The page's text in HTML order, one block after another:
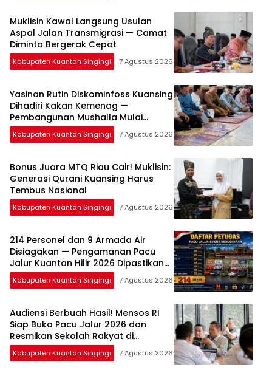
Muklisin Kawal Langsung Usulan
Aspal Jalan Transmigrasi — Camat
Diminta Bergerak Cepat
Kabupaten Kuantan Singingi 7 Agustus 2026
Yasinan Rutin Diskominfoss Kuansing
Dihadiri Kakan Kemenag —
Pembangunan Mushalla Mulai
Dirancang
Kabupaten Kuantan Singingi 7 Agustus 2026
Bonus Juara MTQ Riau Cair! Muklisin:
Generasi Qurani Kuansing Harus
Tembus Nasional
Kabupaten Kuantan Singingi 7 Agustus 2026
214 Personel dan 9 Armada Air
Disiagakan — Pengamanan Pacu
Jalur Kuantan Hilir 2026 Dipastikan
Maksimal
Kabupaten Kuantan Singingi 7 Agustus 2026
Audiensi Berbuah Hasil! Mensos RI
Siap Buka Pacu Jalur 2026 dan
Resmikan Sekolah Rakyat di
Kuansing
Kabupaten Kuantan Singingi 7 Agustus 2026